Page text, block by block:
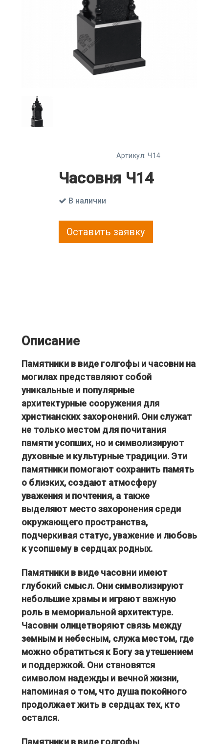
Артикул: Ч14
Часовня Ч14
В наличии
Оставить заявку
Описание
Памятники в виде голгофы и часовни на
могилах представляют собой
уникальные и популярные
архитектурные сооружения для
христианских захоронений. Они служат
не только местом для почитания
памяти усопших, но и символизируют
духовные и культурные традиции. Эти
памятники помогают сохранить память
о близких, создают атмосферу
уважения и почтения, а также
выделяют место захоронения среди
окружающего пространства,
подчеркивая статус, уважение и любовь
к усопшему в сердцах родных.
Памятники в виде часовни имеют
глубокий смысл. Они символизируют
небольшие храмы и играют важную
роль в мемориальной архитектуре.
Часовни олицетворяют связь между
земным и небесным, служа местом, где
можно обратиться к Богу за утешением
и поддержкой. Они становятся
символом надежды и вечной жизни,
напоминая о том, что душа покойного
продолжает жить в сердцах тех, кто
остался.